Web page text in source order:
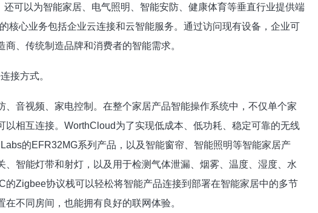
可以为智能家居、电气照明、智能安防、健康体育等垂直行业提供端
核心业务包括企业云连接和云智能服务。通过访问现有设备，企业可
、传统制造品牌和消费者的智能需求。
接方式。
、音视频、家电控制。在整个家居产品智能操作系统中，不仅单个家
以相互连接。WorthCloud为了实现低成本、低功耗、稳定可靠的无线
的EFR32MG系列产品，以及智能窗帘、智能照明等智能家居产
、智能灯带和射灯，以及用于检测气体泄漏、烟雾、温度、湿度、水
的Zigbee协议栈可以轻松将智能产品连接到部署在智能家居中的多节
不同房间，也能拥有良好的联网体验。